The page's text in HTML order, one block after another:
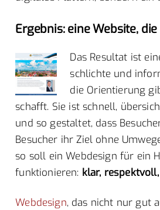
Ergebnis: eine Website,
Das Resultat ist
schlichte und
die Orientierung
schafft. Sie ist schnell,
und so gestaltet, dass
Besucher ihr Ziel ohne
so soll ein Webdesign für ein
funktionieren: klar,
Webdesign, das nicht nur gut